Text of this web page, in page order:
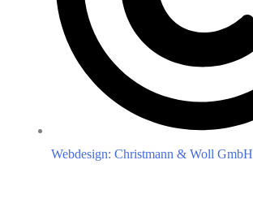
Webdesign: Christmann & Woll GmbH